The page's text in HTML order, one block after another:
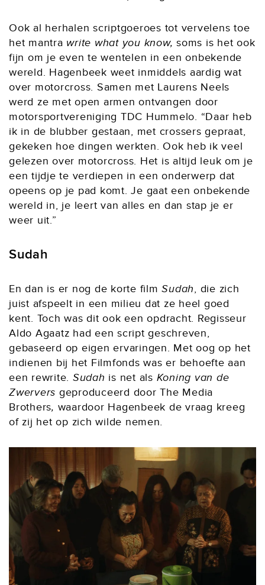
Ook al herhalen scriptgoeroes tot vervelens toe
het mantra write what you know,soms is het ook
fijn om je even te wentelen in een onbekende
wereld. Hagenbeek weet inmiddels aardig wat
over motorcross. Samen met Laurens Neels
werd ze met open armen ontvangen door
motorsportvereniging TDC Hummelo. “Daar heb
ik in de blubber gestaan, met crossers gepraat,
gekeken hoe dingen werkten. Ook heb ik veel
gelezen over motorcross. Het is altijd leuk om je
een tijdje te verdiepen in een onderwerp dat
opeens op je pad komt. Je gaat een onbekende
wereld in, je leert van alles en dan stap je er
weer uit.”
Sudah
En dan is er nog de korte filmSudah, die zich
juist afspeelt in een milieu dat ze heel goed
kent. Toch was dit ook een opdracht. Regisseur
Aldo Agaatz had een script geschreven,
gebaseerd op eigen ervaringen. Met oog op het
indienen bij het Filmfonds was er behoefte aan
een rewrite. Sudah is net als Koning van de
Zwervers geproduceerd door The Media
Brothers, waardoor Hagenbeek de vraag kreeg
of zij het op zich wilde nemen.